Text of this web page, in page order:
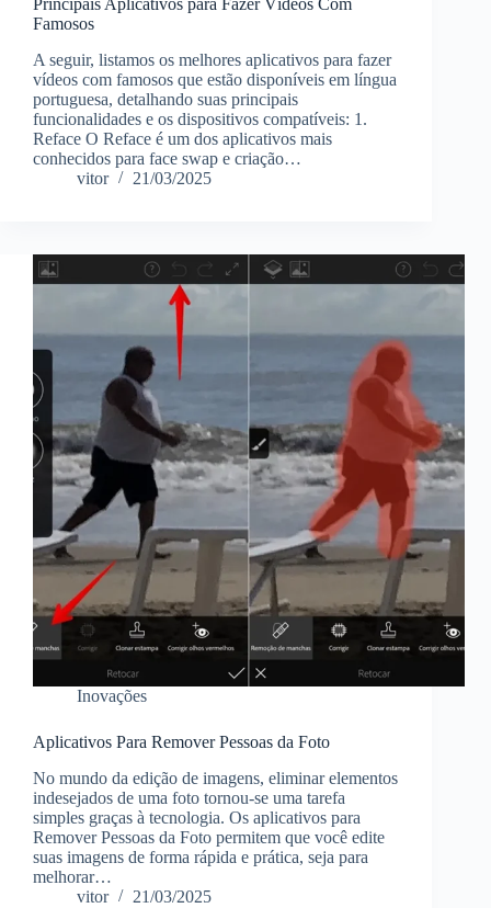
Principais Aplicativos para Fazer Vídeos Com
Famosos
A seguir, listamos os melhores aplicativos para fazer
vídeos com famosos que estão disponíveis em língua
portuguesa, detalhando suas principais
funcionalidades e os dispositivos compatíveis: 1.
Reface O Reface é um dos aplicativos mais
conhecidos para face swap e criação…
vitor
21/03/2025
Inovações
Aplicativos Para Remover Pessoas da Foto
No mundo da edição de imagens, eliminar elementos
indesejados de uma foto tornou-se uma tarefa
simples graças à tecnologia. Os aplicativos para
Remover Pessoas da Foto permitem que você edite
suas imagens de forma rápida e prática, seja para
melhorar…
vitor
21/03/2025